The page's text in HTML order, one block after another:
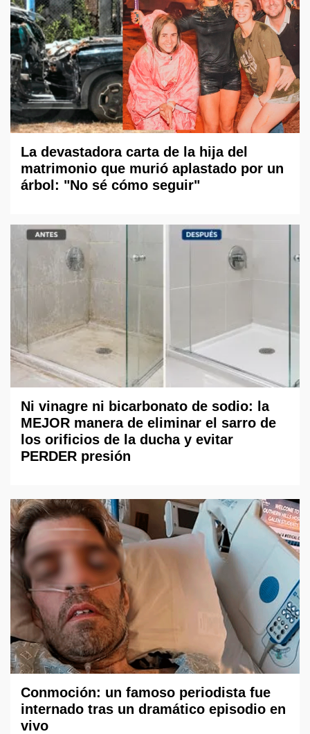
La devastadora carta de la hija del
matrimonio que murió aplastado por un
árbol: "No sé cómo seguir"
Ni vinagre ni bicarbonato de sodio: la
MEJOR manera de eliminar el sarro de
los orificios de la ducha y evitar
PERDER presión
Conmoción: un famoso periodista fue
internado tras un dramático episodio en
vivo